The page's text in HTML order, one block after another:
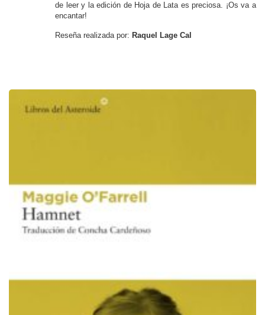
de leer y la edición de Hoja de Lata es preciosa. ¡Os va a
encantar!
Reseña realizada por: Raquel Lage Cal